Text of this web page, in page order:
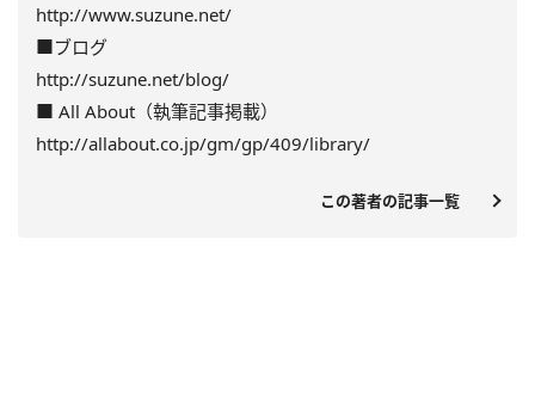
http://www.suzune.net/
■ブログ
http://suzune.net/blog/
■ All About（執筆記事掲載）
http://allabout.co.jp/gm/gp/409/library/
この著者の記事一覧